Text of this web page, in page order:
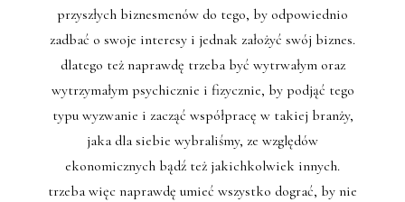
przyszłych biznesmenów do tego, by odpowiednio
zadbać o swoje interesy i jednak założyć swój biznes.
dlatego też naprawdę trzeba być wytrwałym oraz
wytrzymałym psychicznie i fizycznie, by podjąć tego
typu wyzwanie i zacząć współpracę w takiej branży,
jaka dla siebie wybraliśmy, ze względów
ekonomicznych bądź też jakichkolwiek innych.
trzeba więc naprawdę umieć wszystko dograć, by nie